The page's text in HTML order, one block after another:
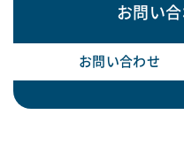
お問い
お問い合わせ